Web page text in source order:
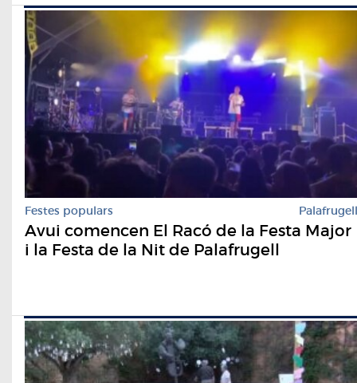
Festes populars Palafrugell
Avui comencen El Racó de la Festa Major
i la Festa de la Nit de Palafrugell